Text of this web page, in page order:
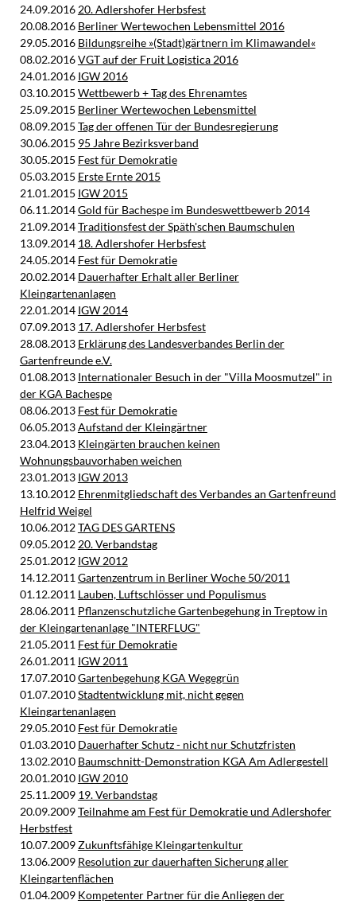
24.09.2016 20. Adlershofer Herbsfest
20.08.2016 Berliner Wertewochen Lebensmittel 2016
29.05.2016 Bildungsreihe »(Stadt)gärtnern im Klimawandel«
08.02.2016VGT auf der Fruit Logistica 2016
24.01.2016 IGW 2016
03.10.2015 Wettbewerb + Tag des Ehrenamtes
25.09.2015 Berliner Wertewochen Lebensmittel
08.09.2015 Tag der offenen Tür der Bundesregierung
30.06.2015 95 Jahre Bezirksverband
30.05.2015 Fest für Demokratie
05.03.2015 Erste Ernte 2015
21.01.2015 IGW 2015
06.11.2014Gold für Bachespe im Bundeswettbewerb 2014
21.09.2014Traditionsfest der Späth'schen Baumschulen
13.09.2014 18. Adlershofer Herbsfest
24.05.2014 Fest für Demokratie
20.02.2014 Dauerhafter Erhalt aller Berliner
Kleingartenanlagen
22.01.2014 IGW 2014
07.09.2013 17. Adlershofer Herbsfest
28.08.2013 Erklärung des Landesverbandes Berlin der
Gartenfreunde e.V.
01.08.2013 Internationaler Besuch in der "Villa Moosmutzel" in
der KGA Bachespe
08.06.2013 Fest für Demokratie
06.05.2013Aufstand der Kleingärtner
23.04.2013 Kleingärten brauchen keinen
Wohnungsbauvorhaben weichen
23.01.2013 IGW 2013
13.10.2012 Ehrenmitgliedschaft des Verbandes an Gartenfreund
Helfrid Weigel
10.06.2012TAG DES GARTENS
09.05.2012 20. Verbandstag
25.01.2012 IGW 2012
14.12.2011 Gartenzentrum in Berliner Woche 50/2011
01.12.2011 Lauben, Luftschlösser und Populismus
28.06.2011 Pflanzenschutzliche Gartenbegehung in Treptow in
der Kleingartenanlage "INTERFLUG"
21.05.2011 Fest für Demokratie
26.01.2011 IGW 2011
17.07.2010Gartenbegehung KGA Wegegrün
01.07.2010Stadtentwicklung mit, nicht gegen
Kleingartenanlagen
29.05.2010 Fest für Demokratie
01.03.2010 Dauerhafter Schutz - nicht nur Schutzfristen
13.02.2010 Baumschnitt-Demonstration KGA Am Adlergestell
20.01.2010 IGW 2010
25.11.2009 19. Verbandstag
20.09.2009Teilnahme am Fest für Demokratie und Adlershofer
Herbstfest
10.07.2009Zukunftsfähige Kleingartenkultur
13.06.2009 Resolution zur dauerhaften Sicherung aller
Kleingartenflächen
01.04.2009 Kompetenter Partner für die Anliegen der